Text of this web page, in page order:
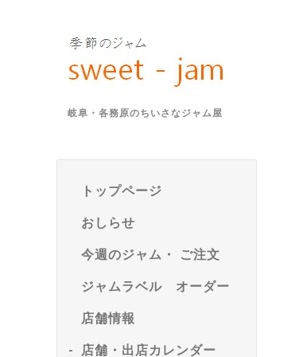
岐阜・各務原のちいさなジャム屋
トップページ
おしらせ
今週のジャム・ ご注文
ジャムラベル オーダー
店舗情報
店舗・出店カレンダー